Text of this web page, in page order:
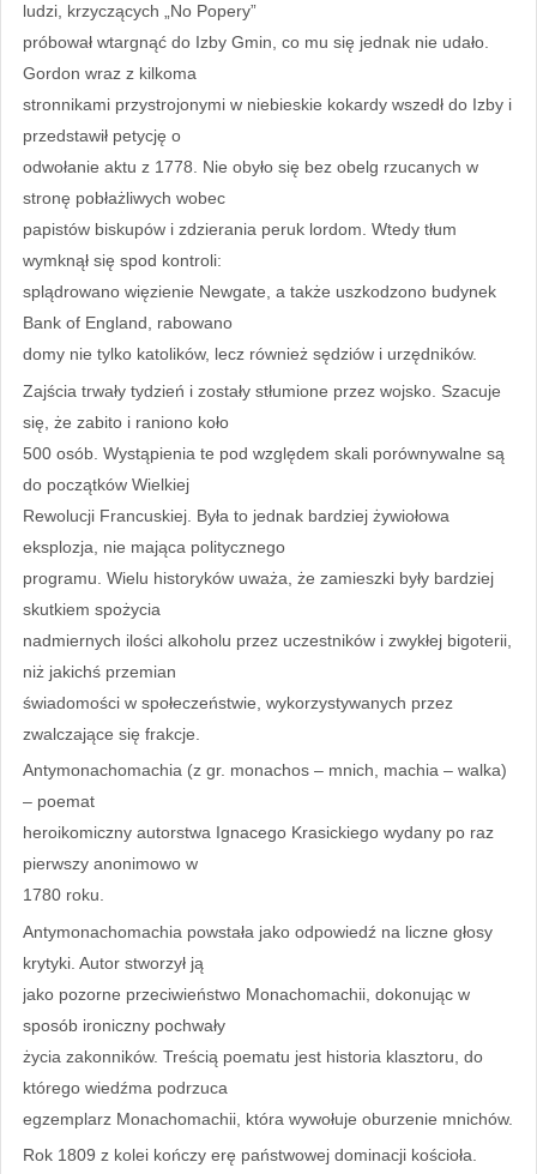
ludzi, krzyczących „No Popery”
próbował wtargnąć do Izby Gmin, co mu się jednak nie udało.
Gordon wraz z kilkoma
stronnikami przystrojonymi w niebieskie kokardy wszedł do Izby i
przedstawił petycję o
odwołanie aktu z 1778. Nie obyło się bez obelg rzucanych w
stronę pobłażliwych wobec
papistów biskupów i zdzierania peruk lordom. Wtedy tłum
wymknął się spod kontroli:
splądrowano więzienie Newgate, a także uszkodzono budynek
Bank of England, rabowano
domy nie tylko katolików, lecz również sędziów i urzędników.
Zajścia trwały tydzień i zostały stłumione przez wojsko. Szacuje
się, że zabito i raniono koło
500 osób. Wystąpienia te pod względem skali porównywalne są
do początków Wielkiej
Rewolucji Francuskiej. Była to jednak bardziej żywiołowa
eksplozja, nie mająca politycznego
programu. Wielu historyków uważa, że zamieszki były bardziej
skutkiem spożycia
nadmiernych ilości alkoholu przez uczestników i zwykłej bigoterii,
niż jakichś przemian
świadomości w społeczeństwie, wykorzystywanych przez
zwalczające się frakcje.
Antymonachomachia (z gr. monachos – mnich, machia – walka)
– poemat
heroikomiczny autorstwa Ignacego Krasickiego wydany po raz
pierwszy anonimowo w
1780 roku.
Antymonachomachia powstała jako odpowiedź na liczne głosy
krytyki. Autor stworzył ją
jako pozorne przeciwieństwo Monachomachii, dokonując w
sposób ironiczny pochwały
życia zakonników. Treścią poematu jest historia klasztoru, do
którego wiedźma podrzuca
egzemplarz Monachomachii, która wywołuje oburzenie mnichów.
Rok 1809 z kolei kończy erę państwowej dominacji kościoła.